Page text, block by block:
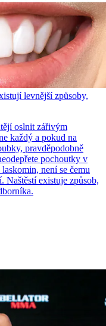
levnější způsoby,
oslnit zářivým
každý a pokud na
pravděpodobně
pochoutky v
není se čemu
Naštěstí existuje způsob,